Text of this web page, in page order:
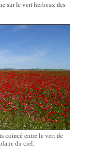
sur le vert herbeux des
coincé entre le vert de
du ciel.